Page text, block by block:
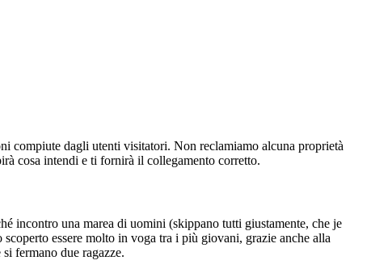
compiute dagli utenti visitatori. Non reclamiamo alcuna proprietà
cosa intendi e ti fornirà il collegamento corretto.
incontro una marea di uomini (skippano tutti giustamente, che je
essere molto in voga tra i più giovani, grazie anche alla
fermano due ragazze.